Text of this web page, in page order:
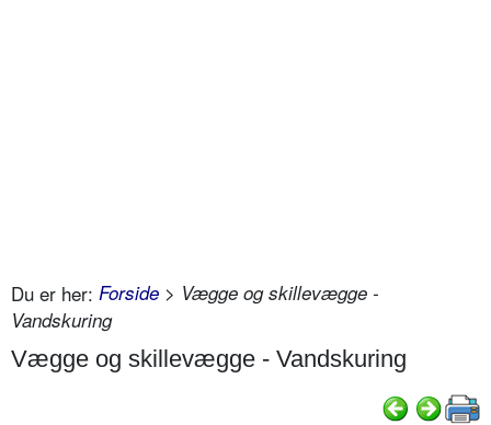
Du er her: Forside > Vægge og skillevægge -
Vandskuring
Vægge og skillevægge - Vandskuring